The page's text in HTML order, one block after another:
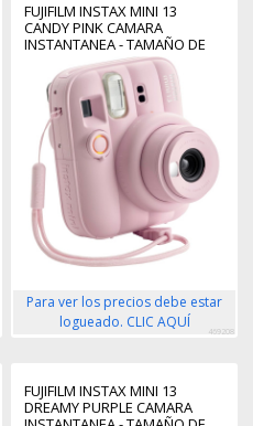
FUJIFILM INSTAX MINI 13
CANDY PINK CAMARA
INSTANTANEA - TAMAÑO DE
IMAGEN 62X46MM - FLASH
AUTO - EXPOSICION
AUTOMATICA - MINI ESPEJO
PARA SELFIES - MODO PRIMER
PLANO
Para ver los precios debe estar
logueado. CLIC AQUÍ
469208
FUJIFILM INSTAX MINI 13
DREAMY PURPLE CAMARA